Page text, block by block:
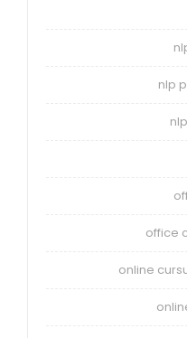
nlp
office
online